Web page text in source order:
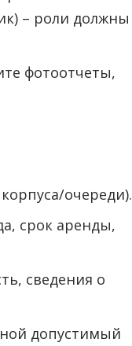
– роли должны
фотоотчеты,
очереди).
срок аренды,
сведения о
допустимый